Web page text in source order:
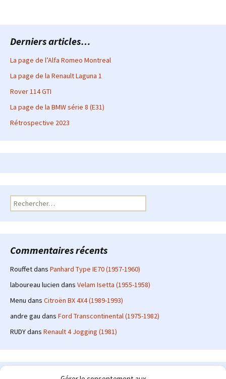
Derniers articles…
La page de l’Alfa Romeo Montreal
La page de la Renault Laguna 1
Rover 114 GTI
La page de la BMW série 8 (E31)
Rétrospective 2023
Rechercher :
Commentaires récents
Rouffetdans Panhard Type IE70 (1957-1960)
laboureau lucien dans Velam Isetta (1955-1958)
Menu dans Citroën BX 4X4 (1989-1993)
andre gau dans Ford Transcontinental (1975-1982)
RUDYdans Renault 4 Jogging (1981)